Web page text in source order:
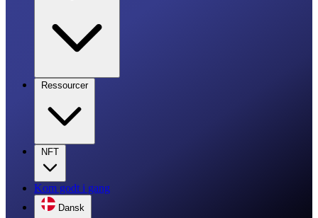
Ressourcer
NFT
Kom godt i gang
Dansk